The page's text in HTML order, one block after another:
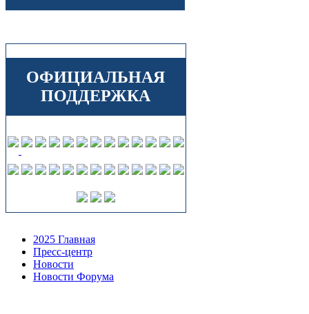
ОФИЦИАЛЬНАЯ
ПОДДЕРЖКА
2025 Главная
Пресс-центр
Новости
Новости Форума